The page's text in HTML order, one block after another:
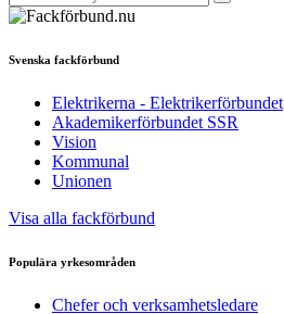
Svenska fackförbund
Elektrikerna - Elektrikerförbundet
Akademikerförbundet SSR
Vision
Kommunal
Unionen
Visa alla fackförbund
Populära yrkesområden
Chefer och verksamhetsledare